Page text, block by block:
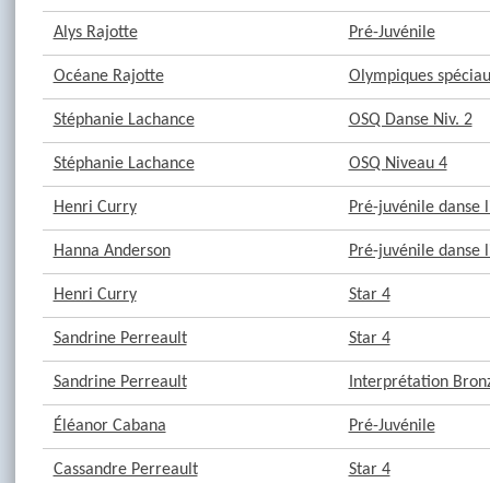
Alys Rajotte Pré-Juvénile
Océane Rajotte Olympiques
Stéphanie Lachance OSQ Danse Niv. 2
Stéphanie Lachance OSQ Niveau 4
Henri Curry Pré-juvénile danse
Hanna Anderson Pré-juvénile danse
Henri Curry Star 4
Sandrine Perreault Star 4
Sandrine Perreault Interprétation
Éléanor Cabana Pré-Juvénile
Cassandre Perreault Star 4